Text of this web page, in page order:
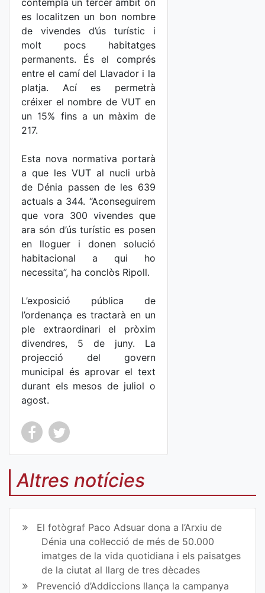
contempla un tercer àmbit on
es localitzen un bon nombre
de vivendes d’ús turístic i
molt pocs habitatges
permanents. És el comprés
entre el camí del Llavador i la
platja. Ací es permetrà
créixer el nombre de VUT en
un 15% fins a un màxim de
217.
Esta nova normativa portarà
a que les VUT al nucli urbà
de Dénia passen de les 639
actuals a 344. “Aconseguirem
que vora 300 vivendes que
ara són d’ús turístic es posen
en lloguer i donen solució
habitacional a qui ho
necessita”, ha conclòs Ripoll.
L’exposició pública de
l’ordenança es tractarà en un
ple extraordinari el pròxim
divendres, 5 de juny. La
projecció del govern
municipal és aprovar el text
durant els mesos de juliol o
agost.
Co
mp
art
ir
en
Fa
ce
Co
mp
art
ir
en
Tw
itt
Altres notícies
El fotògraf Paco Adsuar dona a l’Arxiu de
Dénia una col·lecció de més de 50.000
imatges de la vida quotidiana i els paisatges
de la ciutat al llarg de tres dècades
Prevenció d’Addiccions llança la campanya